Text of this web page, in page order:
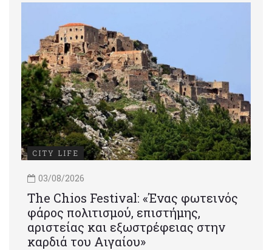
CITY LIFE
03/08/2026
Τhe Chios Festival: «Ένας φωτεινός
φάρος πολιτισμού, επιστήμης,
αριστείας και εξωστρέφειας στην
καρδιά του Αιγαίου»